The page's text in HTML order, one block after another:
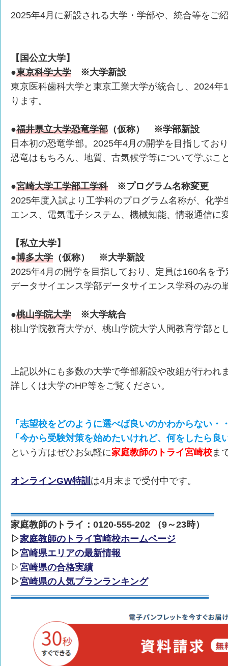
2025年4月に新設される大学・学部や、統合等をご
【国公立大学】
●東京科学大学 ※大学新設
東京医科歯科大学と東京工業大学が統合し、2024年
ります。
●福井県立大学恐竜学部 （仮称） ※学部新設
日本初の恐竜学部。2025年4月の開学を目指してお
恐竜はもちろん、地質、古気候学等について学ぶこ
●宮崎大学工学部工学科※プログラム名称変更
2025年度入試より工学科のプログラム名称が、化
エンス、電気電子システム、機械知能、情報通信に
【私立大学】
●博多大学 （仮称） ※大学新設
2025年4月の開学を目指しており、定員は160名を予
データサイエンス学部データサイエンス学科のみの
●桃山学院大学 ※大学統合
桃山学院教育大学が、桃山学院大学人間教育学部と
上記以外にも多数の大学で学部新設や改組が行われ
詳しくは大学のHP等をご覧ください。
「志望校をどのように選べば良いのかわからない・
「今から受験対策を始めたいけれど、何をしたら良
という方はぜひお気軽に家庭教師のトライ宮崎校ま
オンラインGW特訓 は4月末まで受付中です。
家庭教師のトライ：0120-555-202 （9～23時）
▷家庭教師のトライ宮崎校ホームページ
▷宮崎県エリアの最新情報
▷宮崎県の合格実績
▷宮崎県の人気プランランキング